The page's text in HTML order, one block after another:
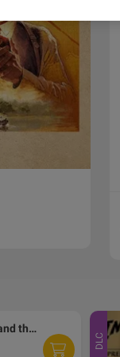
Indiana Jones and the Great Circle - Pre-order Bonus DLC EU Xbox Series X|S / PC CD Key
DLC